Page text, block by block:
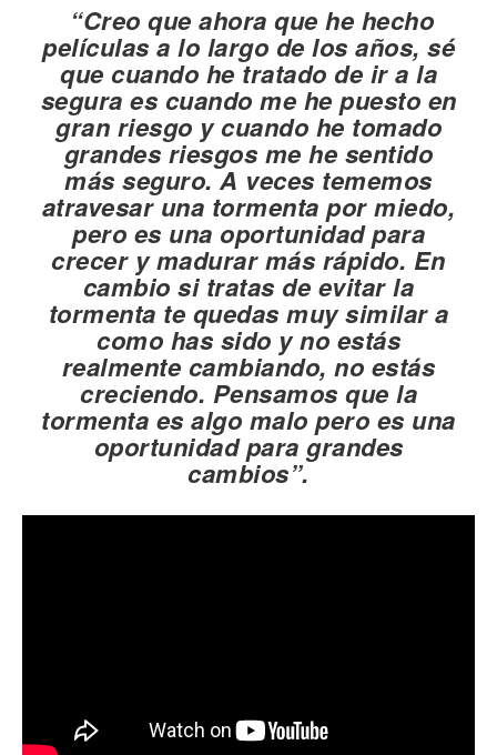
“Creo que ahora que he hecho
películas a lo largo de los años, sé
que cuando he tratado de ir a la
segura es cuando me he puesto en
gran riesgo y cuando he tomado
grandes riesgos me he sentido
más seguro. A veces tememos
atravesar una tormenta por miedo,
pero es una oportunidad para
crecer y madurar más rápido. En
cambio si tratas de evitar la
tormenta te quedas muy similar a
como has sido y no estás
realmente cambiando, no estás
creciendo. Pensamos que la
tormenta es algo malo pero es una
oportunidad para grandes
cambios”.